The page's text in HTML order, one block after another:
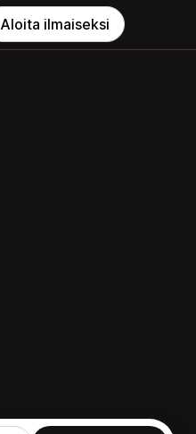
Aloita ilmaiseksi